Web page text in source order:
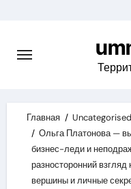
content
Главная
Uncategorised
Ольга Платонова —
бизнес-леди и
разносторонний
вершины и личные